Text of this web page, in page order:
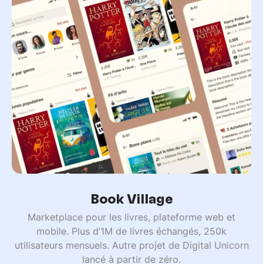
Book Village
Marketplace pour les livres, plateforme web et
mobile. Plus d’1M de livres échangés, 250k
utilisateurs mensuels. Autre projet de Digital Unicorn
lancé à partir de zéro.